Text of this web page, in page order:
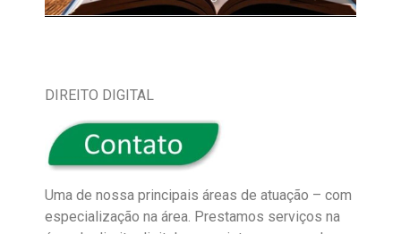
DIREITO DIGITAL
Uma de nossa principais áreas de atuação – com
especialização na área. Prestamos serviços na